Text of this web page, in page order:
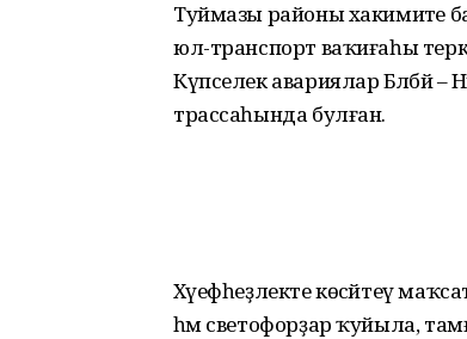
Туймазы районы хакимиәте
юл-транспорт ваҡиғаһы
Күпселек авариялар
трассаһында булған.
Хәүефһеҙлекте көсәйтеү
һәм светофорҙар ҡуйыла,